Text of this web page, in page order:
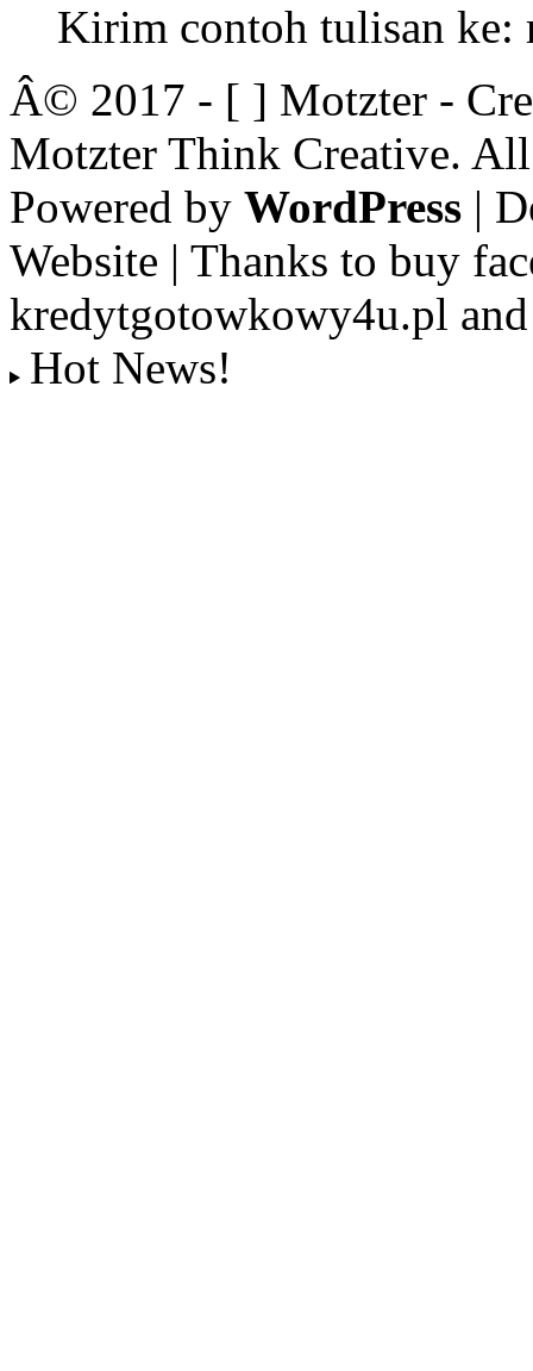
Kirim contoh tulisan ke:
Â© 2017 - [ ] Motzter -
Motzter Think Creative.
Powered by WordPress |
Website | Thanks to buy
kredytgotowkowy4u.pl
Hot News!